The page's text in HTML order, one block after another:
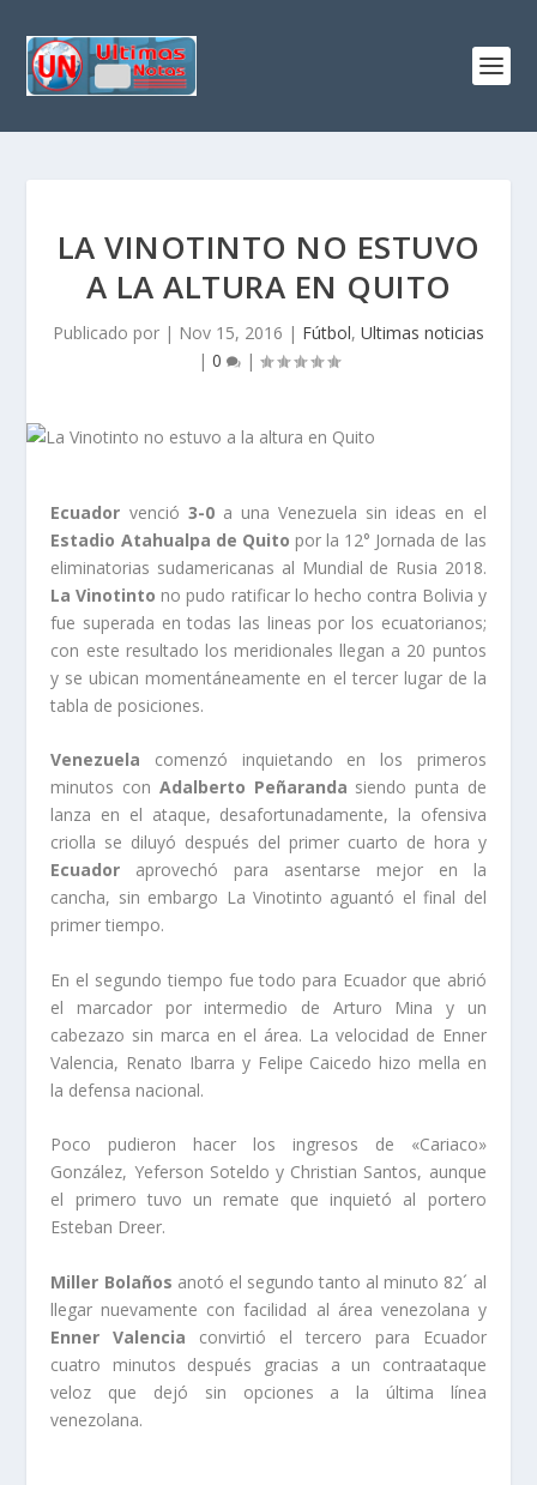
LA VINOTINTO NO ESTUVO
A LA ALTURA EN QUITO
Publicado por | Nov 15, 2016 | Fútbol, Ultimas noticias
| 0 |
Ecuador venció 3-0a una Venezuela sin ideas en el
Estadio Atahualpa de Quito por la 12° Jornada de las
eliminatorias sudamericanas al Mundial de Rusia 2018.
La Vinotinto no pudo ratificar lo hecho contra Bolivia y
fue superada en todas las lineas por los ecuatorianos;
con este resultado los meridionales llegan a 20 puntos
y se ubican momentáneamente en el tercer lugar de la
tabla de posiciones.
Venezuela comenzó inquietando en los primeros
minutos con Adalberto Peñaranda siendo punta de
lanza en el ataque, desafortunadamente, la ofensiva
criolla se diluyó después del primer cuarto de hora y
Ecuador aprovechó para asentarse mejor en la
cancha, sin embargo La Vinotinto aguantó el final del
primer tiempo.
En el segundo tiempo fue todo para Ecuador que abrió
el marcador por intermedio de Arturo Mina y un
cabezazo sin marca en el área. La velocidad de Enner
Valencia, Renato Ibarra y Felipe Caicedo hizo mella en
la defensa nacional.
Poco pudieron hacer los ingresos de «Cariaco»
González, Yeferson Soteldo y Christian Santos, aunque
el primero tuvo un remate que inquietó al portero
Esteban Dreer.
Miller Bolaños anotó el segundo tanto al minuto 82´ al
llegar nuevamente con facilidad al área venezolana y
Enner Valencia convirtió el tercero para Ecuador
cuatro minutos después gracias a un contraataque
veloz que dejó sin opciones a la última línea
venezolana.